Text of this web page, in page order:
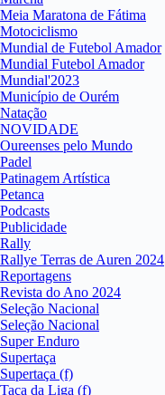
Meia Maratona de Fátima
Motociclismo
Mundial de Futebol Amador
Mundial Futebol Amador
Mundial'2023
Município de Ourém
Natação
NOVIDADE
Oureenses pelo Mundo
Padel
Patinagem Artística
Petanca
Podcasts
Publicidade
Rally
Rallye Terras de Auren 2024
Reportagens
Revista do Ano 2024
Seleção Nacional
Seleção Nacional
Super Enduro
Supertaça
Supertaça (f)
Taça da Liga (f)